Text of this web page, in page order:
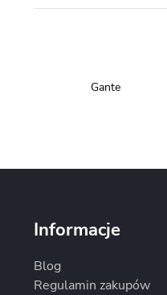
Gante
Informacje
Blog
Regulamin zakupów